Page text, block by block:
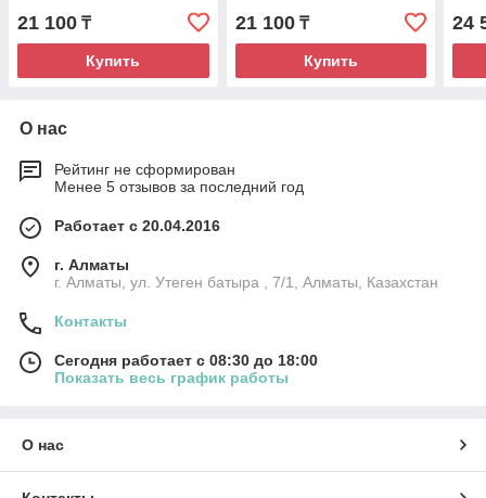
21 100 ₸
Купить
21 100₸
Купить
24
О нас
Рейтинг не сформирован
Менее 5 отзывов за последний год
Работает с 20.04.2016
г. Алматы
г. Алматы, ул. Утеген батыра , 7/1, Алматы, Казахстан
Контакты
Сегодня работает с 08:30 до 18:00
Показать весь график работы
О нас